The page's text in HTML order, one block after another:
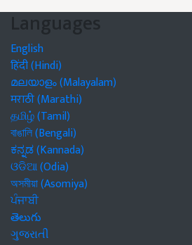
Languages
English
हिंदी (Hindi)
മലയാളം (Malayalam)
मराठी (Marathi)
தமிழ் (Tamil)
বাঙালি (Bengali)
ಕನ್ನಡ (Kannada)
ଓଡିଆ (Odia)
অসমীয়া (Asomiya)
ਪੰਜਾਬੀ
తెలుగు
ગુજરાતી